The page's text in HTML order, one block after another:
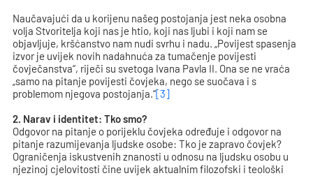
Naučavajući da u korijenu našeg postojanja jest neka osobna
volja Stvoritelja koji nas je htio, koji nas ljubi i koji nam se
objavljuje, kršćanstvo nam nudi svrhu i nadu. „Povijest spasenja
izvor je uvijek novih nadahnuća za tumačenje povijesti
čovječanstva“, riječi su svetoga Ivana Pavla II. Ona se ne vraća
„samo na pitanje povijesti čovjeka, nego se suočava i s
problemom njegova postojanja.“[3]
2. Narav i identitet: Tko smo?
Odgovor na pitanje o porijeklu čovjeka određuje i odgovor na
pitanje razumijevanja ljudske osobe: Tko je zapravo čovjek?
Ograničenja iskustvenih znanosti u odnosu na ljudsku osobu u
njezinoj cjelovitosti čine uvijek aktualnim filozofski i teološki